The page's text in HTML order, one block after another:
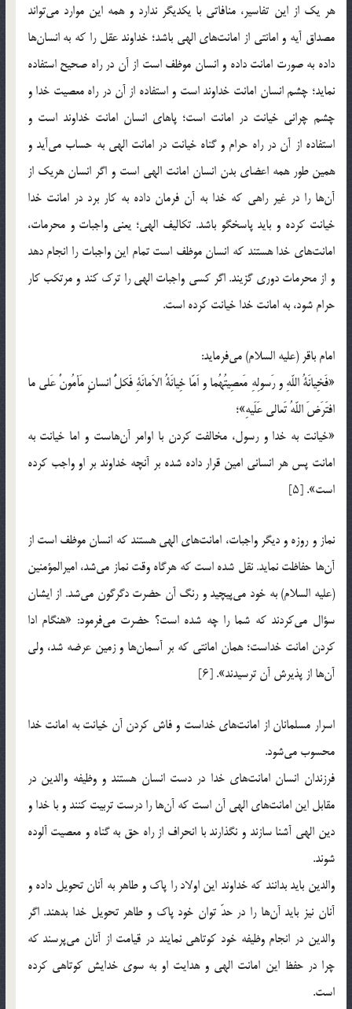
هر یک از این تفاسیر، منافاتی با یکدیگر ندارد و همه این موارد می‌تواند
مصداق آیه و امانتی از امانت‌های الهی باشد؛ خداوند عقل را که به انسان‌ها
داده به صورت امانت داده و انسان موظف است از آن در راه صحیح استفاده
نماید؛ چشم انسان امانت خداوند است و استفاده از آن در راه معصیت خدا و
چشم چرانی خیانت در امانت است؛ پاهای انسان امانت خداوند است و
استفاده از آن در راه حرام و گناه خیانت در امانت الهی به حساب می‌آید و
همین طور همه اعضای بدن انسان امانت الهی است و اگر انسان هریک از
آن‌ها را در غیر راهی که خدا به آن فرمان داده به کار برد در امانت خدا
خیانت کرده و باید پاسخگو باشد. تکالیف الهی؛ یعنی واجبات و محرمات،
امانت‌های خدا هستند که انسان موظف است تمام این واجبات را انجام دهد
و از محرمات دوری گزیند. اگر کسی واجبات الهی را ترک کند و مرتکب کار
حرام شود، به امانت خدا خیانت کرده است.
امام باقر (علیه السلام) می‌فرماید:
«فَخِیانَةُ اللّهِ و رَسولِهِ مَعصِیتُهُما و اَمّا خِیانَةُ الاَمانَةِ فَکلُّ انسانٍ مَأمُونٌ عَلی ما
افتَرَضَ اللّهُ تَعالی عَلَیهِ»؛
«خیانت به خدا و رسول، مخالفت کردن با اوامر آن‌هاست و اما خیانت به
امانت پس هر انسانی امین قرار داده شده بر آنچه خداوند بر او واجب کرده
است». [۵]
نماز و روزه و دیگر واجبات، امانت‌های الهی هستند که انسان موظف است از
آن‌ها حفاظت نماید. نقل شده است که هرگاه وقت نماز می‌شد، امیرالمؤمنین
(علیه السلام) به خود می‌پیچید و رنگ آن حضرت دگرگون می‌شد. از ایشان
سؤال می‌کردند که شما را چه شده است؟ حضرت می‌فرمود: «هنگام ادا
کردن امانت خداست؛ همان امانتی که بر آسمان‌ها و زمین عرضه شد، ولی
آن‌ها از پذیرش آن ترسیدند». [۶]
اسرار مسلمانان از امانت‌های خداست و فاش کردن آن خیانت به امانت خدا
محسوب می‌شود.
فرزندان انسان امانت‌های خدا در دست انسان هستند و وظیفه والدین در
مقابل این امانت‌های الهی آن است که آن‌ها را درست تربیت کنند و با خدا و
دین الهی آشنا سازند و نگذارند با انحراف از راه حق به گناه و معصیت آلوده
شوند.
والدین باید بدانند که خداوند این اولاد را پاک و طاهر به آنان تحویل داده و
آنان نیز باید آن‌ها را در حدّ توان خود پاک و طاهر تحویل خدا بدهند. اگر
والدین در انجام وظیفه خود کوتاهی نمایند در قیامت از آنان می‌پرسند که
چرا در حفظ این امانت الهی و هدایت او به سوی خدایش کوتاهی کرده
است.